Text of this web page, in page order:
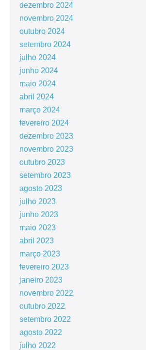
dezembro 2024
novembro 2024
outubro 2024
setembro 2024
julho 2024
junho 2024
maio 2024
abril 2024
março 2024
fevereiro 2024
dezembro 2023
novembro 2023
outubro 2023
setembro 2023
agosto 2023
julho 2023
junho 2023
maio 2023
abril 2023
março 2023
fevereiro 2023
janeiro 2023
novembro 2022
outubro 2022
setembro 2022
agosto 2022
julho 2022